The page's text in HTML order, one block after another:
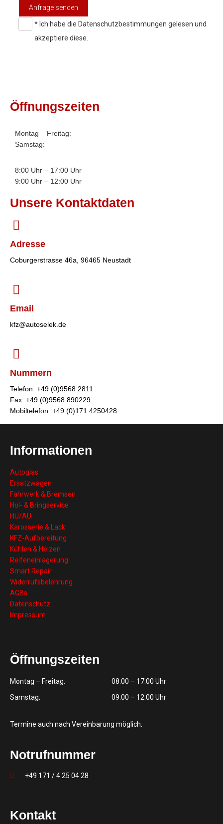
Anfrage senden
* Ich habe die Datenschutzbestimmungen gelesen und
akzeptiere diese.
Öffnungszeiten
Montag – Freitag:
Samstag:
8:00 Uhr – 17:00 Uhr
9:00 Uhr – 12:00 Uhr
Unsere Kontaktdaten
Adresse
Coburgerstrasse 46a, 96465 Neustadt
Email
kfz@autoselek.de
Nummern
Telefon: +49 (0)9568 2811
Fax: +49 (0)9568 890229
Mobiltelefon: +49 (0)171 4250428
Informationen
Autoglas
Ersatzwagen
Fahrwerk & Bremsen
Hol- & Bringservice
HU/AU
Karosserie & Lack
KFZ-Aufbereitung
Kühlen & Heizen
Reifeneinlagerung
Smart Repair
Widerrufsbelehrung
AGBs
Datenschutz
Impressum
Öffnungszeiten
Montag – Freitag:
Samstag:
08:00 – 17:00 Uhr
09:00 – 12:00 Uhr
Termine auch nach Vereinbarung möglich.
Notrufnummer
+49 171 / 4 25 04 28
Kontakt